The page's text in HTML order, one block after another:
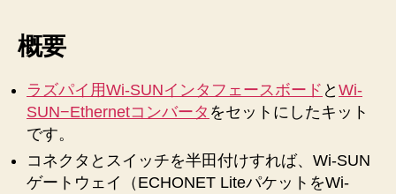
概要
ラズパイ用Wi-SUNインタフェースボード と Wi-
SUN−Ethernetコンバータ をセットにしたキット
です。
コネクタとスイッチを半田付けすれば、Wi-SUN
ゲートウェイ（ECHONET LiteパケットをWi-